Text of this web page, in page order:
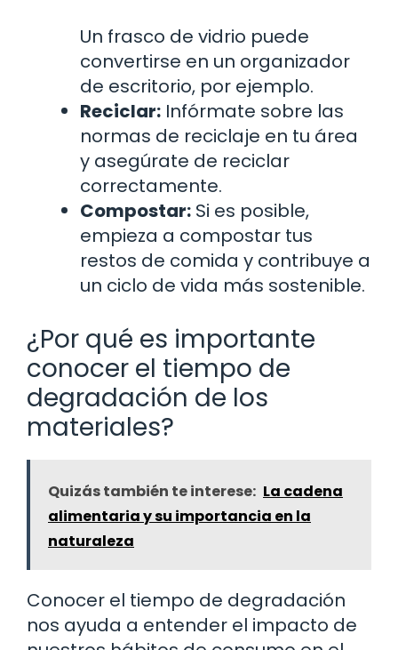
Un frasco de vidrio puede
convertirse en un organizador
de escritorio, por ejemplo.
Reciclar: Infórmate sobre las
normas de reciclaje en tu área
y asegúrate de reciclar
correctamente.
Compostar: Si es posible,
empieza a compostar tus
restos de comida y contribuye a
un ciclo de vida más sostenible.
¿Por qué es importante
conocer el tiempo de
degradación de los
materiales?
Quizás también te interese: La cadena
alimentaria y su importancia en la
naturaleza
Conocer el tiempo de degradación
nos ayuda a entender el impacto de